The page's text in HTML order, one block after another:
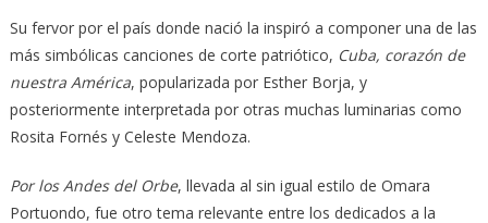
Su fervor por el país donde nació la inspiró a componer una de las
más simbólicas canciones de corte patriótico, Cuba, corazón de
nuestra América, popularizada por Esther Borja, y
posteriormente interpretada por otras muchas luminarias como
Rosita Fornés y Celeste Mendoza.
Por los Andes del Orbe, llevada al sin igual estilo de Omara
Portuondo, fue otro tema relevante entre los dedicados a la